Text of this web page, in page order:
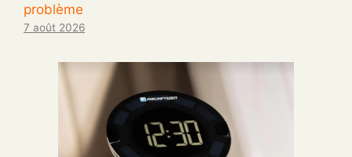
problème
7 août 2026